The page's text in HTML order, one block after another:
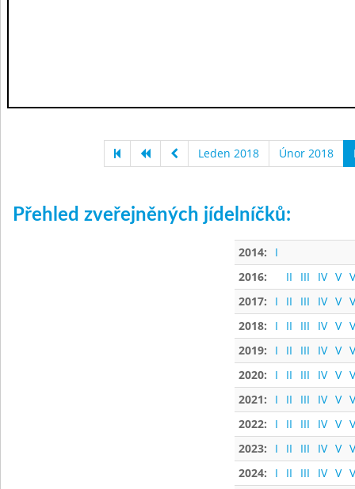
Leden 2018 Únor 2018
Přehled zveřejněných jídelníčků:
2014:
I
2016:
II III IV V
2017:
I II III IV V
2018:
I II III IV V
2019:
I II III IV V
2020:
I II III IV V
2021:
I II III IV V
2022:
I II III IV V
2023:
I II III IV V
2024:
I II III IV V